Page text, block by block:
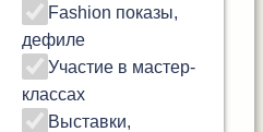
Fashion показы,
дефиле
Участие в мастер-
классах
Выставки,